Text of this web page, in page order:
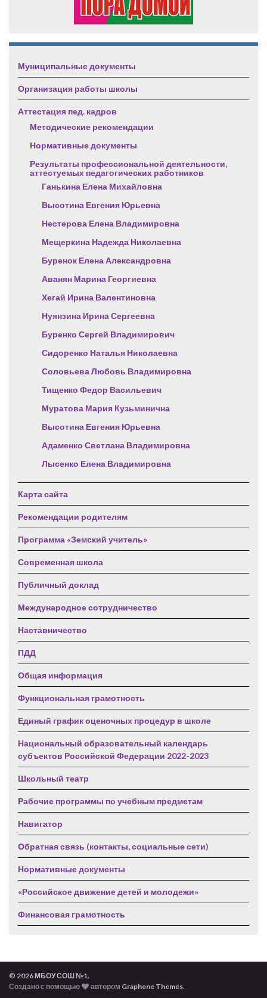
Муниципальные документы
Организация работы школы
Аттестация пед. кадров
Методические рекомендации
Нормативные документы
Результаты профессиональной деятельности,
аттестуемых педагогических работников
Ганькина Елена Михайловна
Высотина Евгения Юрьевна
Нестерова Елена Владимировна
Мещеркина Надежда Николаевна
Буренок Елена Александровна
Аванян Марина Георгиевна
Хегай Ирина Валентиновна
Нуянзина Ирина Сергеевна
Буренко Сергей Владимирович
Сидоренко Наталья Николаевна
Соловьева Любовь Владимировна
Тищенко Федор Васильевич
Муратова Мария Кузьминична
Высотина Евгения Юрьевна
Адаменко Светлана Владимировна
Лысенко Елена Владимировна
Карта сайта
Рекомендации родителям
Программа «Земский учитель»
Современная школа
Публичный доклад
Международное сотрудничество
Наставничество
ПДД
Общая информация
Функциональная грамотность
Единый график оценочных процедур в школе
Национальный образовательный календарь
субъектов Российской Федерации 2022-2023
Школьный театр
Рабочие программы по учебным предметам
Навигатор
Обратная связь (контакты, социальные сети)
Нормативные документы
«Российское движение детей и молодежи»
Финансовая грамотность
© 2026 МБОУ СОШ №1.
Создано с помощью
автором Graphene Themes.